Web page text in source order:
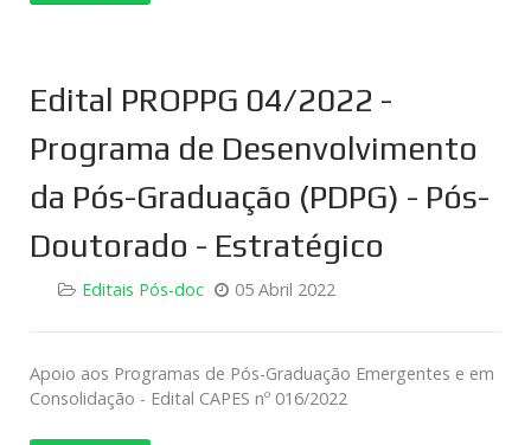
Edital PROPPG 04/2022 -
Programa de Desenvolvimento
da Pós-Graduação (PDPG) - Pós-
Doutorado - Estratégico
Editais Pós-doc 05 Abril 2022
Apoio aos Programas de Pós-Graduação Emergentes e em
Consolidação - Edital CAPES nº 016/2022